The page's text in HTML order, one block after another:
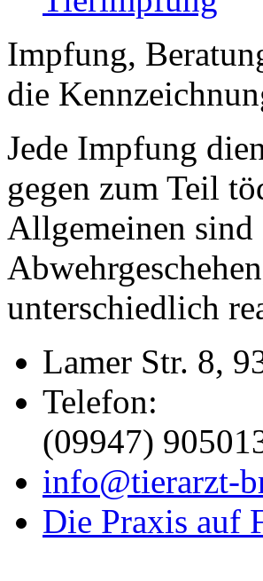
Impfung,
die
Jede Impfung
gegen zum Teil
Allgemeinen
unterschiedlich
Lamer Str. 8,
Telefon:
(09947)
info@tierarzt-
Die Praxis auf